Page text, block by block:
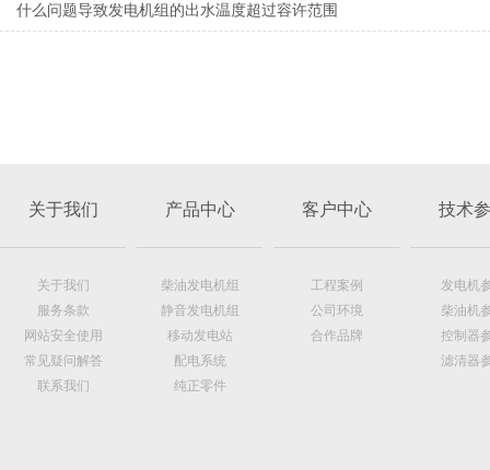
什么问题导致发电机组的出水温度超过容许范围
关于我们
关于我们
服务条款
网站安全使用
常见疑问解答
联系我们
产品中心
柴油发电机组
静音发电机组
移动发电站
配电系统
纯正零件
客户中心
工程案例
公司环境
合作品牌
技术
发电机
柴油机
控制器
滤清器